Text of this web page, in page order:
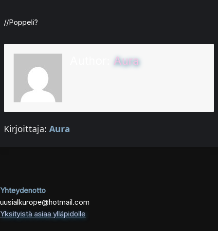
//Poppeli?
Aura
Kirjoittaja: Aura
Yhteydenotto
uusialkurope@hotmail.com
Yksityistä asiaa ylläpidolle